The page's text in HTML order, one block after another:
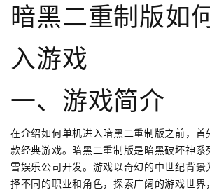
暗黑二重制版如
入游戏
一、游戏简介
在介绍如何单机进入暗黑二重制版之前，首
款经典游戏。暗黑二重制版是暗黑破坏神系
雪娱乐公司开发。游戏以奇幻的中世纪背景
择不同的职业和角色，探索广阔的游戏世界